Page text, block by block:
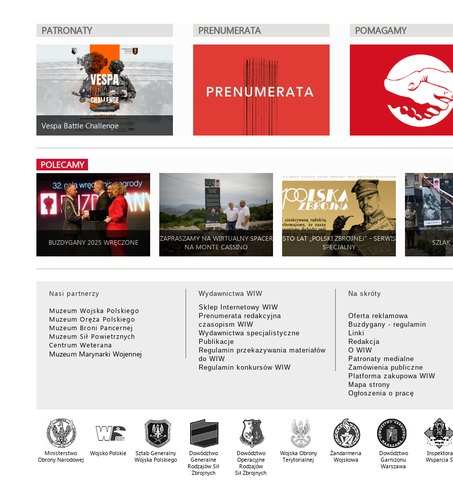
PATRONATY
Vespa Battle Challenge
PRENUMERATA POMAGAMY
POLECAMY
BUZDYGANY 2025 WRĘCZONE
ZAPRASZAMY NA WIRTUALNY SPACER
NA MONTE CASSINO
STO LAT „POLSKI ZBROJNEJ” - SERWIS
SPECJALNY
SZLAK
Nasi partnerzy
Muzeum Wojska Polskiego
Muzeum Oręża Polskiego
Muzeum Broni Pancernej
Muzeum Sił Powietrznych
Centrum Weterana
Muzeum Marynarki Wojennej
Wydawnictwa WIW
Sklep Internetowy WIW
Prenumerata redakcyjna
czasopism WIW
Wydawnictwa specjalistyczne
Publikacje
Regulamin przekazywania materiałów
do WIW
Regulamin konkursów WIW
Na skróty
Oferta reklamowa
Buzdygany - regulamin
Linki
Redakcja
O WIW
Patronaty medialne
Zamówienia publiczne
Platforma zakupowa WIW
Mapa strony
Ogłoszenia o pracę
Ministerstwo
Obrony Narodowej
Wojsko Polskie
Sztab Generalny
Wojska Polskiego
Dowództwo
Generalne
Rodzajów Sił
Zbrojnych
Dowództwo
Operacyjne
Rodzajów
Sił Zbrojnych
Wojska Obrony
Terytorialnej
Żandarmeria
Wojskowa
Dowództwo
Garnizonu
Warszawa
Wsparcia